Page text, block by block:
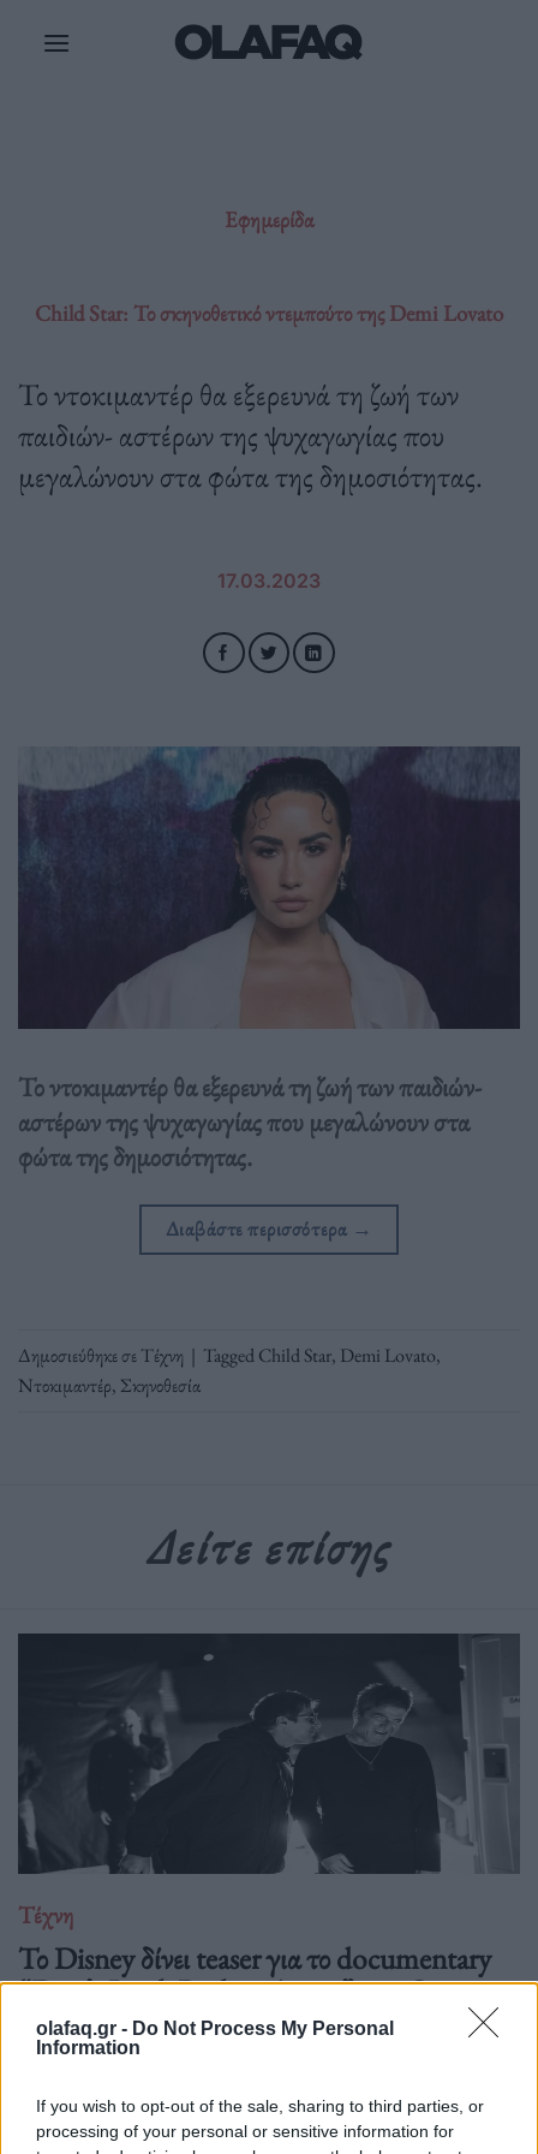
olafaq.gr - Do Not Process My Personal
Information
If you wish to opt-out of the sale, sharing to third parties, or
processing of your personal or sensitive information for
Εφημερίδα
Child Star: Το σκηνοθετικό ντεμπούτο της Demi Lovato
Το ντοκιμαντέρ θα εξερευνά τη ζωή των
παιδιών- αστέρων της ψυχαγωγίας που
μεγαλώνουν στα φώτα της δημοσιότητας.
17.03.2023
Το ντοκιμαντέρ θα εξερευνά τη ζωή των παιδιών-
αστέρων της ψυχαγωγίας που μεγαλώνουν στα
φώτα της δημοσιότητας.
Διαβάστε περισσότερα →
Δημοσιεύθηκε σεΤέχνη | TaggedChild Star, Demi Lovato,
Ντοκιμαντέρ, Σκηνοθεσία
Δείτε επίσης
Τέχνη
Το Disney δίνει teaser για το documentary
“Don’t Look Back in Anger” των Oasis
07.07.26
των Oasis και την sold-out περιοδεία “Oasis Live